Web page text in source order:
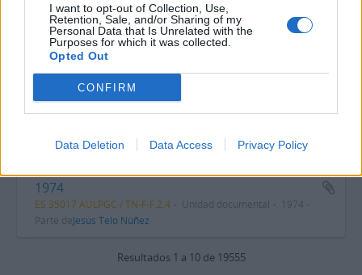
I want to opt-out of Collection, Use,
Retention, Sale, and/or Sharing of my
Personal Data that Is Unrelated with the
Purposes for which it was collected.
Opted Out
CONFIRM
Data Deletion Data Access Privacy Policy
Parte deJesús Telo Núñez
1971-1972
ES 35017 AULPGC / TN-F-F.2.2
1971-1972
Jesús Telo Núñez
ES 35017 AULPGC / TN-F-F.2.3 Unidad documental
1973
Jesús Telo Núñez
1974
ES 35017 AULPGC / TN-F-F.2.4 Unidad documental
1974
Parte deJesús Telo Núñez
Resultados 1 a 10 de 19555